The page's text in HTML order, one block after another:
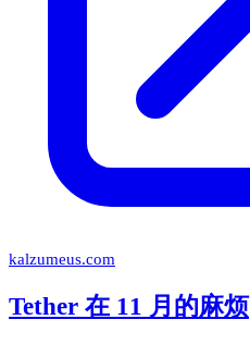
kalzumeus.com
Tether 在 11 月的麻烦